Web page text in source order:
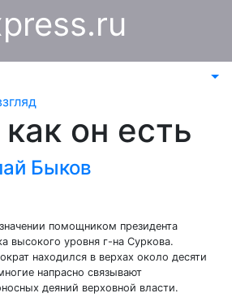
он есть
Быков
помощником президента
высокого уровня г-на Суркова.
находился в верхах около десяти
напрасно связывают
деяний верховной власти.